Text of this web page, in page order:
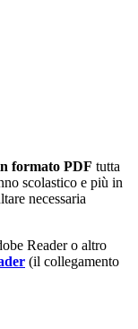
formato PDF tutta
scolastico e più in
necessaria
Reader o altro
(il collegamento